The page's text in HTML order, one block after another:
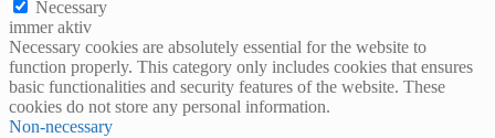
Necessary
immer aktiv
Necessary cookies are absolutely essential for the website to
function properly. This category only includes cookies that ensures
basic functionalities and security features of the website. These
cookies do not store any personal information.
Non-necessary